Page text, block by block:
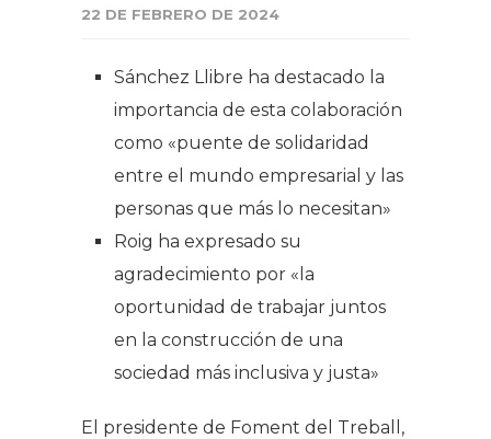
22 DE FEBRERO DE 2024
Sánchez Llibre ha destacado la
importancia de esta colaboración
como «puente de solidaridad
entre el mundo empresarial y las
personas que más lo necesitan»
Roig ha expresado su
agradecimiento por «la
oportunidad de trabajar juntos
en la construcción de una
sociedad más inclusiva y justa»
El presidente de Foment del Treball,